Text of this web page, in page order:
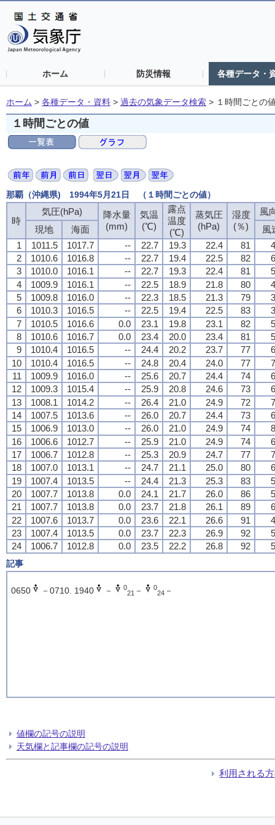
ホーム 防災情報 各種データ・
ホーム > 各種データ・資料 > 過去の気象データ検索 > １時間ごとの
１時間ごとの値
那覇（沖縄県) 1994年5月21日 （１時間ごとの値）
時
気圧(hPa)
降水量
(mm)
気温
(℃)
露点
温度
(℃)
蒸気圧
(hPa)
湿度
(％)
風
現地
海面
風
1
1011.5 1017.7 -- 22.7 19.3 22.4 81
2
1010.6 1016.8 -- 22.7 19.4 22.5 82
3
1010.0 1016.1 -- 22.7 19.3 22.4 81
4
1009.9 1016.1 -- 22.5 18.9 21.8 80
5
1009.8 1016.0 -- 22.3 18.5 21.3 79
6
1010.3 1016.5 -- 22.5 19.4 22.5 83
7
1010.5 1016.6 0.0 23.1 19.8 23.1 82
8
1010.6 1016.7 0.0 23.4 20.0 23.4 81
9
1010.4 1016.5 -- 24.4 20.2 23.7 77
10
1010.4 1016.5 -- 24.8 20.4 24.0 77
11
1009.9 1016.0 -- 25.6 20.7 24.4 74
12
1009.3 1015.4 -- 25.9 20.8 24.6 73
13
1008.1 1014.2 -- 26.4 21.0 24.9 72
14
1007.5 1013.6 -- 26.0 20.7 24.4 73
15
1006.9 1013.0 -- 26.0 21.0 24.9 74
16
1006.6 1012.7 -- 25.9 21.0 24.9 74
17
1006.7 1012.8 -- 25.3 20.9 24.7 77
18
1007.0 1013.1 -- 24.7 21.1 25.0 80
19
1007.4 1013.5 -- 24.4 21.3 25.3 83
20
1007.7 1013.8 0.0 24.1 21.7 26.0 86
21
1007.7 1013.8 0.0 23.7 21.8 26.1 89
22
1007.6 1013.7 0.0 23.6 22.1 26.6 91
23
1007.4 1013.5 0.0 23.7 22.3 26.9 92
24
1006.7 1012.8 0.0 23.5 22.2 26.8 92
記事
0650 －0710. 1940 － 0
21 － 0
24 －
値欄の記号の説明
天気欄と記事欄の記号の説明
利用される